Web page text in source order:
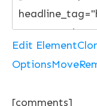
Edit Element
OptionsMove
[comments]